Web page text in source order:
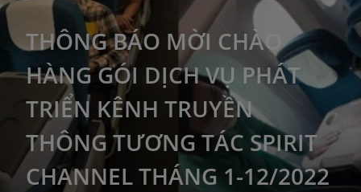
THÔNG BÁO MỜI CHÀO
HÀNG GÓI DỊCH VỤ PHÁT
TRIỂN KÊNH TRUYỀN
THÔNG TƯƠNG TÁC SPIRIT
CHANNEL THÁNG 1-12/2022